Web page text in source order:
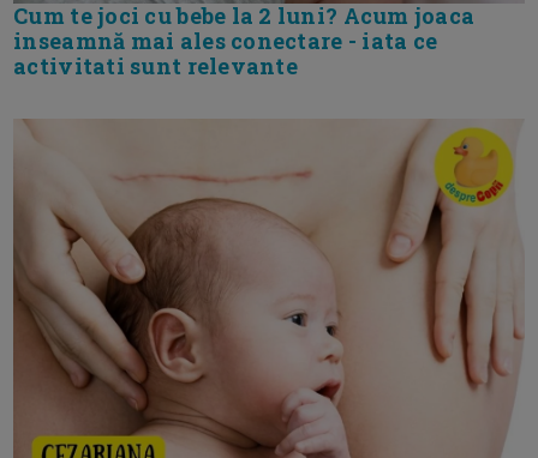
Cum te joci cu bebe la 2 luni? Acum joaca
inseamnă mai ales conectare - iata ce
activitati sunt relevante